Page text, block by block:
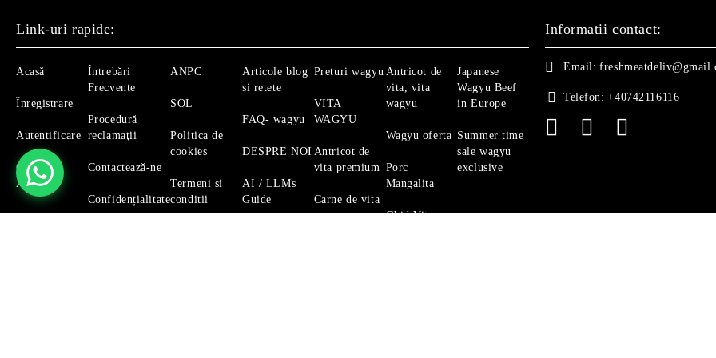
Link-uri rapide:
Acasă
Înregistrare
Autentificare
Căutare
Avansată
Întrebări
Frecvente
Procedură
reclamaţii
Contactează-ne
Confidențialitate
ANPC
SOL
Politica de
cookies
Termeni si
conditii
Articole blog
si retete
FAQ- wagyu
DESPRE NOI
AI / LLMs
Guide
Preturi wagyu
VITA
WAGYU
Antricot de
vita premium
Carne de vita
Antricot de
vita, vita
wagyu
Wagyu oferta
Porc
Mangalita
Ghid Vita
Japanese
Wagyu Beef
in Europe
Summer time
sale wagyu
exclusive
Informatii contact:
Email:
Telefon: +40742116116